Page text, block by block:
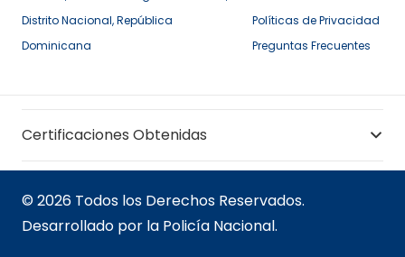
Distrito Nacional, República
Dominicana
Políticas de Privacidad
Preguntas Frecuentes
Certificaciones Obtenidas
© 2026 Todos los Derechos Reservados.
Desarrollado por la Policía Nacional.